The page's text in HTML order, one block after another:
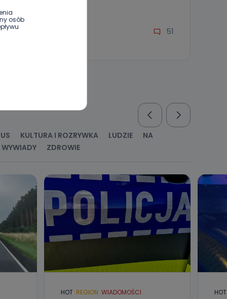
osób
oraz
Wolności
od
żądania
od
51
KULTURA I ROZRYWKA LUDZIE
NA
WYWIADY ZDROWIE
HOT REGION WIADOMOŚCI HOT